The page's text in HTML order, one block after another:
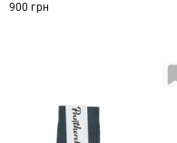
900 грн